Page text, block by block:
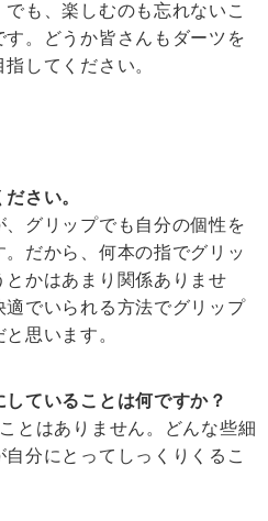
も、楽しむのも忘れないこ
。どうか皆さんもダーツを
してください。
さい。
グリップでも自分の個性を
だから、何本の指でグリッ
かはあまり関係ありませ
適でいられる方法でグリップ
思います。
ていることは何ですか？
とはありません。どんな些細
分にとってしっくりくるこ